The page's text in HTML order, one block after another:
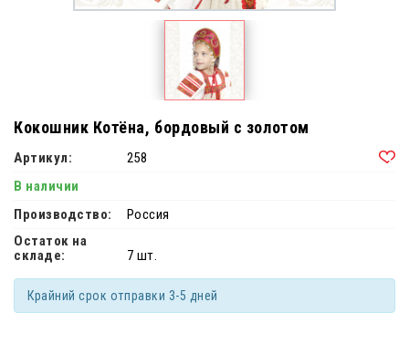
Кокошник Котёна, бордовый с золотом
Артикул:
258
В наличии
Производство:
Россия
Остаток на
складе:
7 шт.
Крайний срок отправки 3-5 дней